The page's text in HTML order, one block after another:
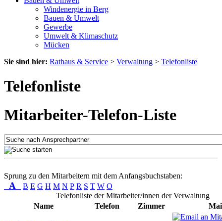
Windenergie in Berg
Bauen & Umwelt
Gewerbe
Umwelt & Klimaschutz
Mücken
Sie sind hier: Rathaus & Service > Verwaltung > Telefonliste
Telefonliste
Mitarbeiter-Telefon-Liste
Sprung zu den Mitarbeitern mit dem Anfangsbuchstaben:
A B E G H M N P R S T W O
Telefonliste der Mitarbeiter/innen der Verwaltung
Name
Telefon Zimmer